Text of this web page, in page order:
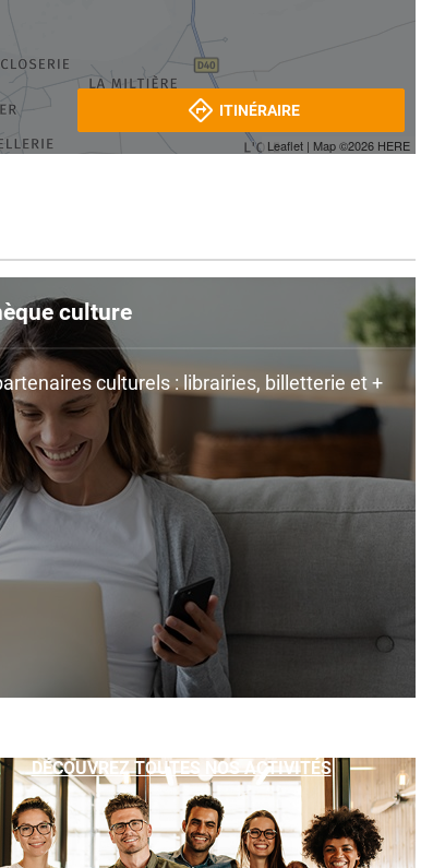
Leaflet | Map ©2026 HERE
ITINÉRAIRE
culture
culturels : librairies, billetterie et +
DÉCOUVREZ TOUTES NOS ACTIVITÉS